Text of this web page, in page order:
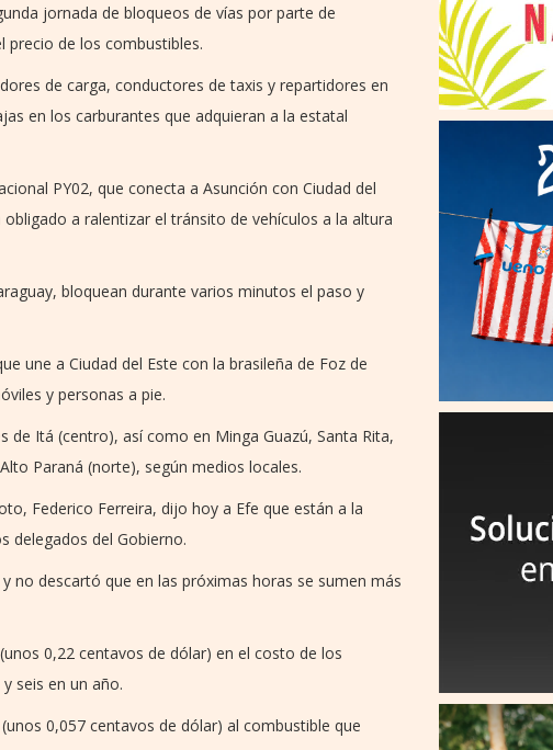
jornada de bloqueos de vías por parte de
precio de los combustibles.
de carga, conductores de taxis y repartidores en
en los carburantes que adquieran a la estatal
PY02, que conecta a Asunción con Ciudad del
a ralentizar el tránsito de vehículos a la altura
bloquean durante varios minutos el paso y
une a Ciudad del Este con la brasileña de Foz de
y personas a pie.
Itá (centro), así como en Minga Guazú, Santa Rita,
Paraná (norte), según medios locales.
Federico Ferreira, dijo hoy a Efe que están a la
delegados del Gobierno.
no descartó que en las próximas horas se sumen más
0,22 centavos de dólar) en el costo de los
seis en un año.
0,057 centavos de dólar) al combustible que